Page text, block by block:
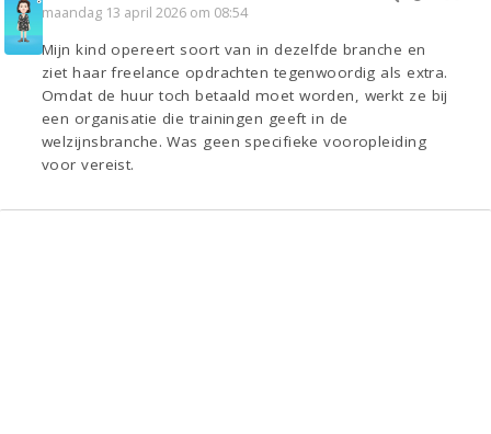
maandag 13 april 2026 om 08:54
Mijn kind opereert soort van in dezelfde branche en
ziet haar freelance opdrachten tegenwoordig als extra.
Omdat de huur toch betaald moet worden, werkt ze bij
een organisatie die trainingen geeft in de
welzijnsbranche. Was geen specifieke vooropleiding
voor vereist.